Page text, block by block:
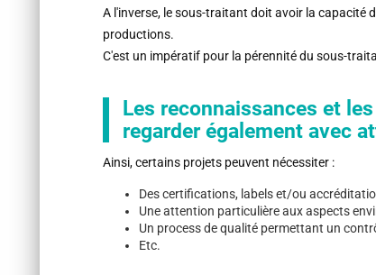
A l'inverse, le sous-traitant doit avoir la capacité
productions.
C'est un impératif pour la pérennité du sous-
Les reconnaissances et
regarder également avec
Ainsi, certains projets peuvent nécessiter :
Des certifications, labels et/ou
Une attention particulière aux aspects
Un process de qualité permettant un
Etc.